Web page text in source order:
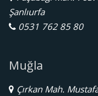
Şanlıurfa
0531 762 85 80
Muğla
Çırkan Mah.